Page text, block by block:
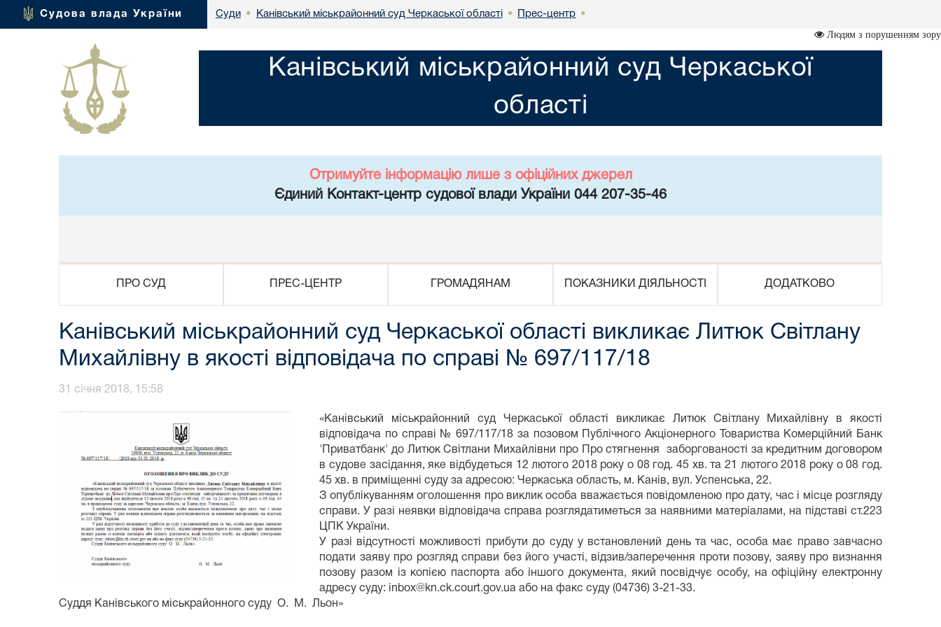
Судова влада України Суди • Канівський міськрайонний суд Черкаської області • Прес-центр •
Людям з порушенням зору
Канівський міськрайонний суд Черкаської
області
Отримуйте інформацію лише з офіційних джерел
Єдиний Контакт-центр судової влади України 044 207-35-46
ПРО СУД ПРЕС-ЦЕНТР ГРОМАДЯНАМ ПОКАЗНИКИ ДІЯЛЬНОСТІ ДОДАТКОВО
Канівський міськрайонний суд Черкаської області викликає Литюк Світлану
Михайлівну в якості відповідача по справі № 697/117/18
31 січня 2018, 15:58
«Канівський міськрайонний суд Черкаської області викликає Литюк Світлану Михайлівну в якості
відповідача по справі № 697/117/18 за позовом Публічного Акціонерного Товариства Комерційний Банк
'Приватбанк' до Литюк Світлани Михайлівни про Про стягнення заборгованості за кредитним договором
в судове засідання, яке відбудеться 12 лютого 2018 року о 08 год. 45 хв. та 21 лютого 2018 року о 08 год.
45 хв. в приміщенні суду за адресою: Черкаська область, м. Канів, вул. Успенська, 22.
З опублікуванням оголошення про виклик особа вважається повідомленою про дату, час і місце розгляду
справи. У разі неявки відповідача справа розглядатиметься за наявними матеріалами, на підставі ст.223
ЦПК України.
У разі відсутності можливості прибути до суду у встановлений день та час, особа має право завчасно
подати заяву про розгляд справи без його участі, відзив/заперечення проти позову, заяву про визнання
позову разом із копією паспорта або іншого документа, який посвідчує особу, на офіційну електронну
адресу суду: inbox@kn.ck.court.gov.ua або на факс суду (04736) 3-21-33.
Суддя Канівського міськрайонного суду О. М. Льон»